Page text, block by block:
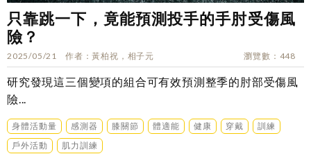
只靠跳一下，竟能預測投手的手肘受傷風
險？
2025/05/21 作者 黃柏祝，相子元 瀏覽數 448
研究發現這三個變項的組合可有效預測整季的肘部受傷風
險...
身體活動量 感測器 膝關節 體適能 健康 穿戴
訓練
戶外活動
肌力訓練